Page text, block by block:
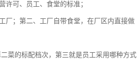
许可、员工、食堂的标准；
厂；第二、工厂自带食堂，在厂区内直接做
菜的标配档次，第三就是员工采用哪种方式